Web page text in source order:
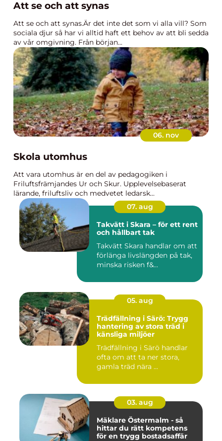
Att se och att synas
Att se och att synas.Är det inte det som vi alla vill? Som
sociala djur så har vi alltid haft ett behov av att bli sedda
av vår omgivning. Från början...
06. nov
Skola utomhus
Att vara utomhus är en del av pedagogiken i
Friluftsfrämjandes Ur och Skur. Upplevelsebaserat
lärande, friluftsliv och medvetet ledarsk...
07. aug
Takvätt i Skara – för ett rent
och hållbart tak
Takvätt Skara handlar om att
förlänga livslängden på tak,
minska risken f&...
05. aug
Trädfällning i Särö: Trygg
hantering av stora träd i
känsliga miljöer
Trädfällning i Särö handlar
ofta om att ta ner stora,
gamla träd nära ...
03. aug
Mäklare Östermalm - så
hittar du rätt kompetens
för en trygg bostadsaffär